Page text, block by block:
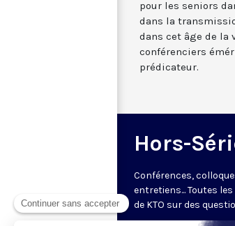
pour les seniors
dans la
dans cet âge de la
conférenciers
prédicateur.
Hors-
Conférences,
entretiens... Toutes
de KTO sur des